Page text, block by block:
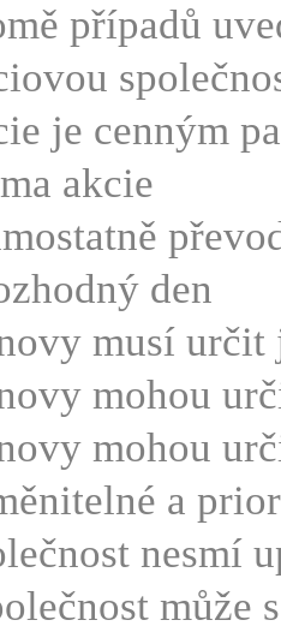
případů
je cenným
akcie
den
musí určit
mohou
mohou
a
nesmí
může